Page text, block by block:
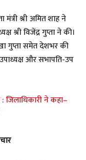
श्री अमित शाह ने
श्री विजेंद्र गुप्ता ने की।
गुप्ता समेत देशभर की
और सभापति-उप
जिलाधिकारी ने कहा–